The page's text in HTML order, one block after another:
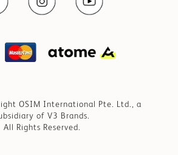
OSIM International Pte. Ltd., a
of V3 Brands.
All Rights Reserved.